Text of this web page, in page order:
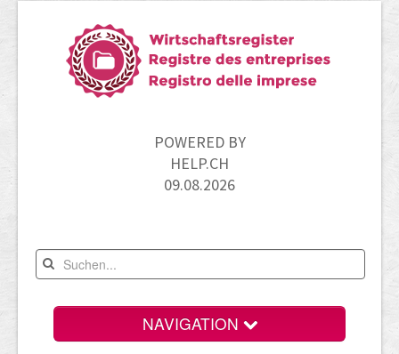
POWERED BY
HELP.CH
09.08.2026
NAVIGATION